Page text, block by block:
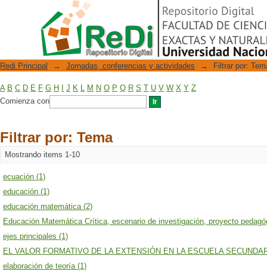
Filtrar por: Tema
Repositorio Digital
Redi Principal → Jornadas, conferencias y actividades → Filtrar por:
A B C D E F G H J K L M N O P Q R S T U V W X Y Z
Comienza con
Filtrar por: Tema
Mostrando items 1-10
ecuación (1)
educación (1)
educación matemática (2)
Educación Matemática Crítica, escenario de investigación, proyecto
ejes principales (1)
EL VALOR FORMATIVO DE LA EXTENSIÓN EN LA ESCUELA
elaboración de teoría (1)